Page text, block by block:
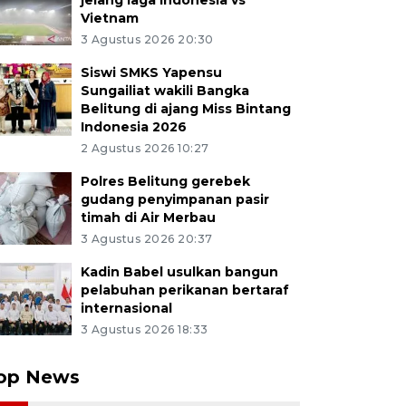
Vietnam
3 Agustus 2026 20:30
Siswi SMKS Yapensu
Sungailiat wakili Bangka
Belitung di ajang Miss Bintang
Indonesia 2026
2 Agustus 2026 10:27
Polres Belitung gerebek
gudang penyimpanan pasir
timah di Air Merbau
3 Agustus 2026 20:37
Kadin Babel usulkan bangun
pelabuhan perikanan bertaraf
internasional
3 Agustus 2026 18:33
News